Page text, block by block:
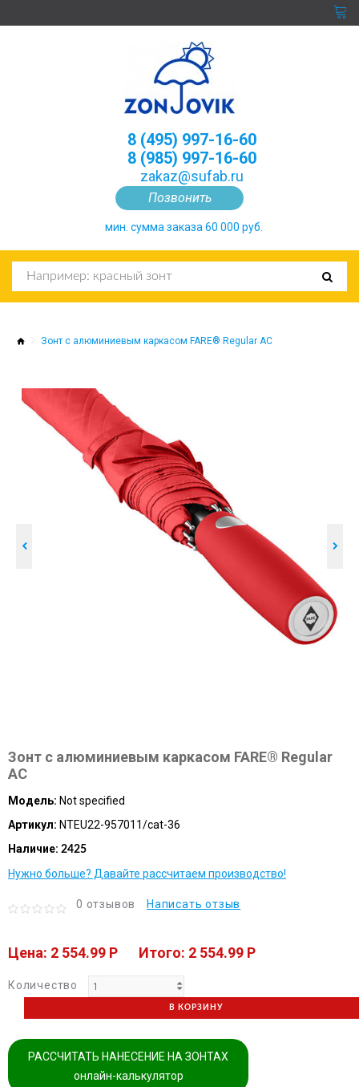
Позвонить
8 (495) 997-16-60
8 (985) 997-16-60
zakaz@sufab.ru
мин. сумма заказа 60 000 руб.
Зонт с алюминиевым каркасом FARE® Regular AC
Зонт с алюминиевым каркасом FARE® Regular
AC
Модель: Not specified
Артикул: NTEU22-957011/cat-36
Наличие: 2425
Нужно больше? Давайте рассчитаем производство!
0 отзывов Написать отзыв
Цена: 2 554.99 P Итого: 2 554.99 P
Количество
В КОРЗИНУ
РАССЧИТАТЬ НАНЕСЕНИЕ НА ЗОНТАХ
онлайн-калькулятор